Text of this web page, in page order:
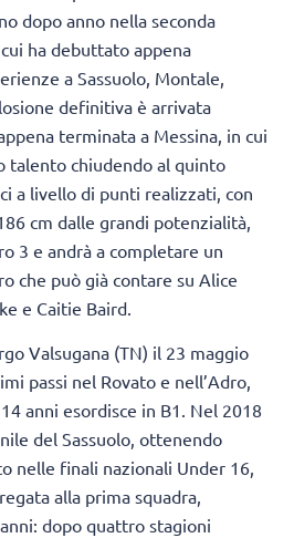
dopo anno nella seconda
ha debuttato appena
a Sassuolo, Montale,
definitiva è arrivata
terminata a Messina, in cui
talento chiudendo al quinto
a livello di punti realizzati, con
cm dalle grandi potenzialità,
3 e andrà a completare un
che può già contare su Alice
e Caitie Baird.
Valsugana (TN) il 23 maggio
passi nel Rovato e nell’Adro,
anni esordisce in B1. Nel 2018
del Sassuolo, ottenendo
nelle finali nazionali Under 16,
alla prima squadra,
dopo quattro stagioni